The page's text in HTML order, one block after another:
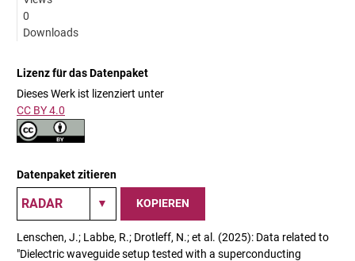
0
Downloads
Lizenz für das Datenpaket
Dieses Werk ist lizenziert unter
CC BY 4.0
Datenpaket zitieren
KOPIEREN
Lenschen, J.; Labbe, R.; Drotleff, N.; et al. (2025): Data related to
"Dielectric waveguide setup tested with a superconducting